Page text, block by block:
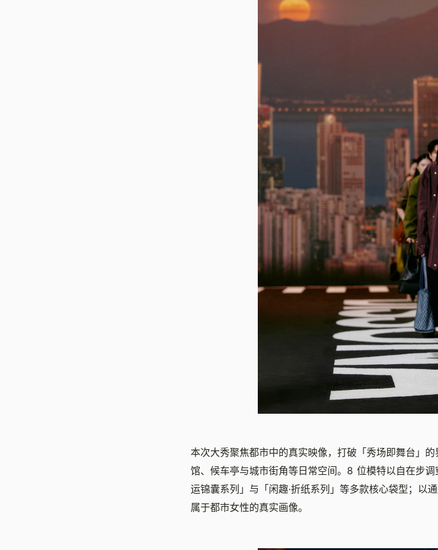
本次大秀聚焦都市中的真实映像，打破「秀场即舞台」
馆、候车亭与城市街角等日常空间。8 位模特以自在步
运锦囊系列」与「闲趣·折纸系列」等多款核心袋型；以
属于都市女性的真实画像。